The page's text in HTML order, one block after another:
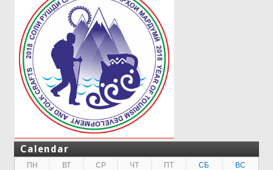
Calendar
ПН ВТ СР ЧТ ПТ СБ
ВС